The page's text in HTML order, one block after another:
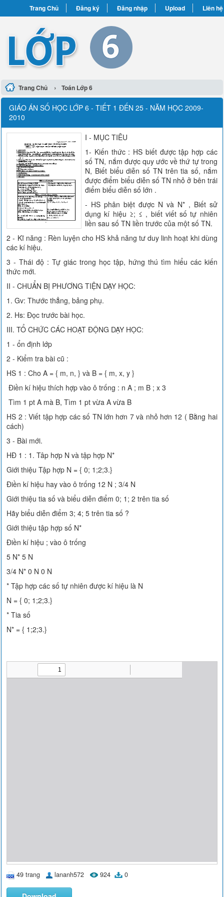
Trang Chủ Đăng ký Đăng nhập Upload Liên hệ
Trang Chủ › Toán Lớp 6
GIÁO ÁN SỐ HỌC LỚP 6 - TIẾT 1 ĐẾN 25 - NĂM HỌC 2009-
2010
I - MỤC TIÊU
1- Kiến thức : HS biết được tập hợp các
số TN, nắm được quy ước về thứ tự trong
N, Biết biểu diễn số TN trên tia số, nắm
được điểm biểu diễn số TN nhỏ ở bên trái
điểm biểu diễn số lớn .
- HS phân biệt được N và N* , Biết sử
dụng kí hiệu ≥; ≤ , biết viết số tự nhiên
liền sau số TN liền trước của một số TN.
2 - Kĩ năng : Rèn luyện cho HS khả năng tư duy linh hoạt khi dùng
các kí hiệu.
3 - Thái độ : Tự giác trong học tập, hứng thú tìm hiểu các kiến
thức mới.
II - CHUẨN BỊ PHƯƠNG TIỆN DẠY HỌC:
1. Gv: Thước thẳng, bảng phụ.
2. Hs: Đọc trước bài học.
III. TỔ CHỨC CÁC HOẠT ĐỘNG DẠY HỌC:
1 - ổn định lớp
2 - Kiểm tra bài cũ :
HS 1 : Cho A = { m, n, } và B = { m, x, y }
Điền kí hiệu thích hợp vào ô trống : n A ; m B ; x 3
Tìm 1 pt A mà B, Tìm 1 pt vừa A vừa B
HS 2 : Viết tập hợp các số TN lớn hơn 7 và nhỏ hơn 12 ( Bằng hai
cách)
3 - Bài mới.
HĐ 1 : 1. Tâp hợp N và tập hợp N*
Giới thiệu Tập hợp N = { 0; 1;2;3.}
Điền kí hiệu hay vào ô trống 12 N ; 3/4 N
Giới thiệu tia số và biểu diễn điểm 0; 1; 2 trên tia số
Hãy biểu diễn điểm 3; 4; 5 trên tia số ?
Giới thiệu tập hợp số N*
Điền kí hiệu ; vào ô trống
5 N* 5 N
3/4 N* 0 N 0 N
* Tập hợp các số tự nhiên được kí hiệu là N
N = { 0; 1;2;3.}
* Tia số
N* = { 1;2;3.}
49 trang lananh572 924 0